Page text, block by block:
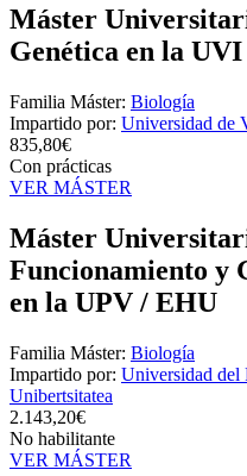
Máster
Genética en la UVI
Familia Máster: Biología
Impartido por: Universidad de
835,80€
Con prácticas
VER MÁSTER
Máster
Funcionamiento y
en la UPV / EHU
Familia Máster: Biología
Impartido por: Universidad del
Unibertsitatea
2.143,20€
No habilitante
VER MÁSTER